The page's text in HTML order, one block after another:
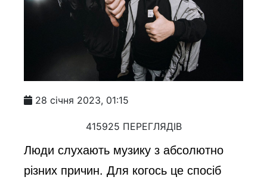
28 січня 2023, 01:15
415925 ПЕРЕГЛЯДІВ
Люди слухають музику з абсолютно
різних причин. Для когось це спосіб